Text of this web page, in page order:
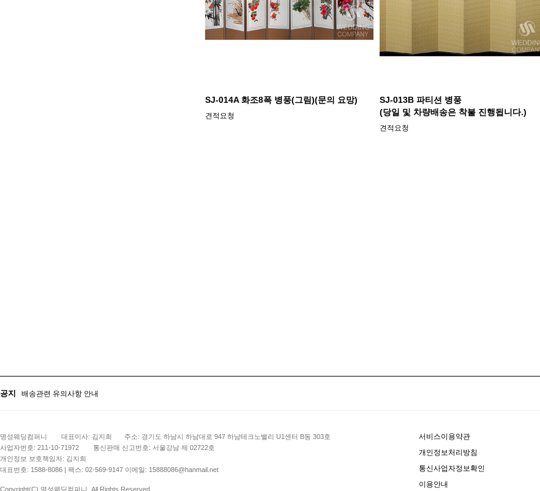
SJ-014A 화조8폭 병풍(그림)(문의 요망)
견적요청
SJ-013B 파티션 병풍
(당일 및 차량배송은 착불 진행됩니다.)
견적요청
공지 배송관련 유의사항 안내
명성웨딩컴퍼니 대표이사: 김지희
주소: 경기도 하남시 하남대로 947 하남테크노밸리 U1센터 B동 303호
사업자번호: 211-10-71972
통신판매 신고번호: 서울강남 제 02722호
개인정보 보호책임자: 김지희
대표번호: 1588-8086 | 팩스: 02-569-9147 이메일: 15888086@hanmail.net
Copyright(C) 명성웨딩컴퍼니. All Rights Reserved
서비스이용약관
개인정보처리방침
통신사업자정보확인
이용안내